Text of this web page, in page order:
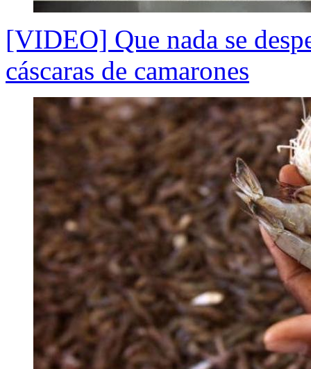
[VIDEO] Que nada se
cáscaras de camarones